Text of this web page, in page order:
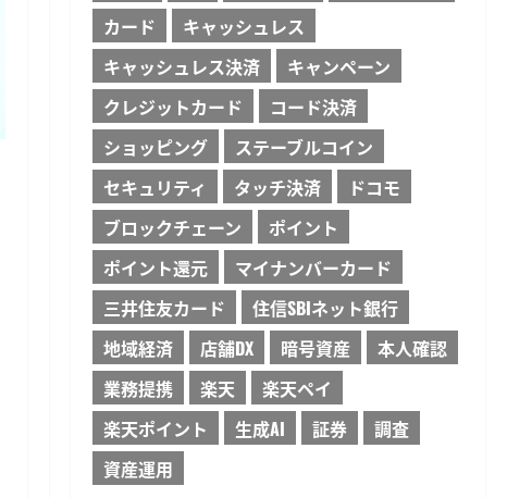
カード
キャッシュレス
キャッシュレス決済
キャンペーン
クレジットカード
コード決済
ショッピング
ステーブルコイン
セキュリティ
タッチ決済
ドコモ
ブロックチェーン
ポイント
ポイント還元
マイナンバーカード
三井住友カード
住信SBIネット銀行
地域経済
店舗DX 暗号資産
本人確認
業務提携
楽天
楽天ペイ
楽天ポイント
生成AI 証券
調査
資産運用